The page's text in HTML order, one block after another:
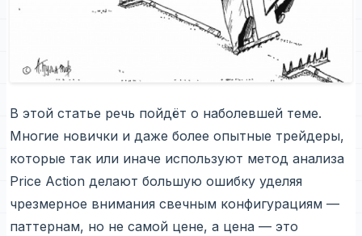
В этой статье речь пойдёт о наболевшей теме.
Многие новички и даже более опытные трейдеры,
которые так или иначе используют метод анализа
Price Action делают большую ошибку уделяя
чрезмерное внимания свечным конфигурациям —
паттернам, но не самой цене, а цена — это